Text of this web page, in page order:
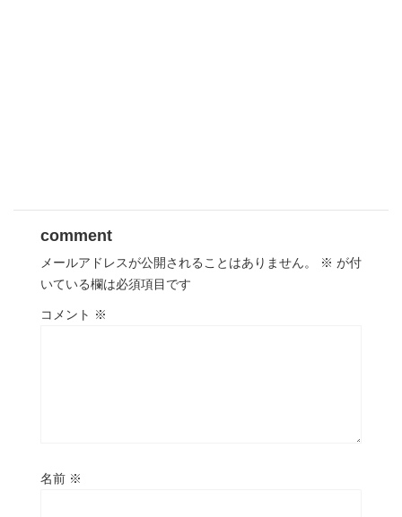
comment
メールアドレスが公開されることはありません。 ※ が付
いている欄は必須項目です
コメント ※
名前 ※